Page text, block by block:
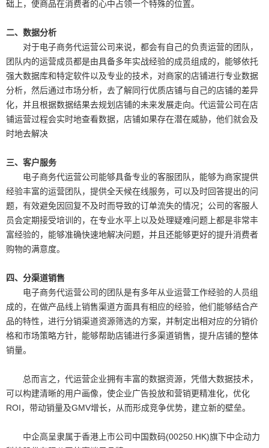
础上，使商品在消费者的心中占领一个特殊的位置。
二、数据分析
对于电子商务代运营公司来说，都会有自己的负责运营的团队，
团队内的运营成员都是由具备多年实战经验的成员组成的，能够依托
强大数据库和特定软件以及专业的技术，对商家的店铺进行专业数据
分析，然后通过市场分析，去了解同行优质店铺与自己的店铺的差异
化，并且根据数据结果去规划店铺的未来发展走向。代运营公司在店
铺运营过程会实时地查看数据，店铺如果存在潜在威胁，他们就会及
时地去解决
三、客户服务
电子商务代运营公司能够具备专业的客服团队，能够为商家提供
经验丰富的运营团队，提供全天候在线服务，可以及时回答提出的问
题，有效避免因回复不及时而导致的订单流失的情况；公司的客服人
员会定期接受培训的，在专业水平上以及处理疑难问题上都是非常丰
富经验的，能够准确快速地解决问题，并且还能够更好的提升消费者
购物的满意度。
四、分渠道销售
电子商务代运营公司的团队是有多年从业运营工作经验的人员组
成的，在做产品线上销售渠道方面具有相应的经验，他们能够结合产
品的特性，进行分销渠道资源筛选的方案，并制定出相对应的分销价
格和市场策略方针，能够帮助店铺进行多渠道销售，提升店铺的整体
销量。
总而言之，代运营企业拥有丰富的数据资源，凭借大数据技术，
可以构建清晰的用户画像，使企业广告投放和营销更精准化，优化
ROI，带动销量及GMV增长，从而形成竞争优势，建立新的壁垒。
中企高呈隶属于香港上市公司中国数码(00250.HK)旗下中企动力